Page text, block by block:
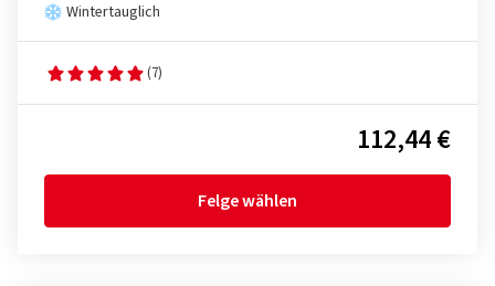
Wintertauglich
(7)
112,44 €
Felge wählen